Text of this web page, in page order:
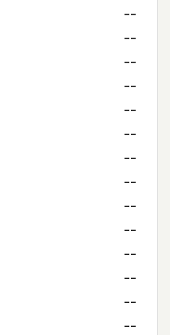
--
--
--
--
--
--
--
--
--
--
--
--
--
--